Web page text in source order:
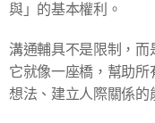
與」的基本權利。
溝通輔具不是限制，而
它就像一座橋，幫助
想法、建立人際關係的